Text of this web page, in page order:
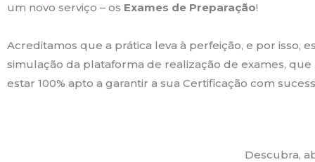
um novo serviço – os Exames de Preparação!
Acreditamos que a prática leva à perfeição, e por isso,
simulação da plataforma de realização de exames,
estar 100% apto a garantir a sua Certificação com
Descubra,